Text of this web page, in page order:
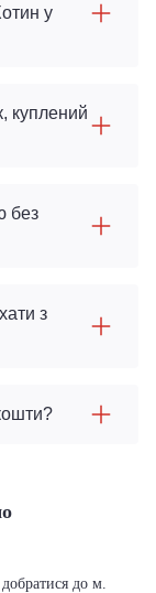
у
куплений
без
з
до м.